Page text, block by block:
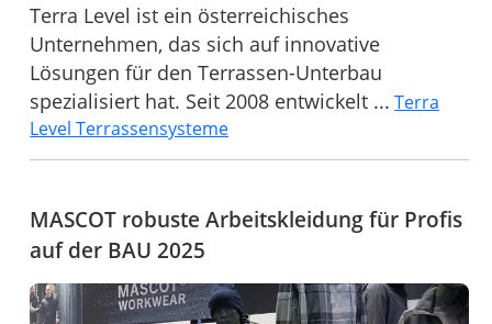
Terra Level ist ein österreichisches
Unternehmen, das sich auf innovative
Lösungen für den Terrassen-Unterbau
spezialisiert hat. Seit 2008 entwickelt ... Terra
Level Terrassensysteme
MASCOT robuste Arbeitskleidung für Profis
auf der BAU 2025